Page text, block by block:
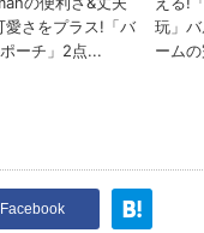
Facebook